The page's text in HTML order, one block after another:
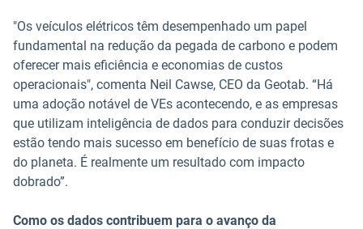
"Os veículos elétricos têm desempenhado um papel
fundamental na redução da pegada de carbono e podem
oferecer mais eficiência e economias de custos
operacionais", comenta Neil Cawse, CEO da Geotab. “Há
uma adoção notável de VEs acontecendo, e as empresas
que utilizam inteligência de dados para conduzir decisões
estão tendo mais sucesso em benefício de suas frotas e
do planeta. É realmente um resultado com impacto
dobrado”.
Como os dados contribuem para o avanço da